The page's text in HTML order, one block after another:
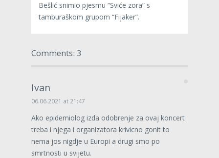
Bešlić snimio pjesmu “Sviće zora” s
tamburaškom grupom “Fijaker”.
Comments: 3
Ivan
06.06.2021 at 21:47
Ako epidemiolog izda odobrenje za ovaj koncert
treba i njega i organizatora krivicno gonit to
nema jos nigdje u Europi a drugi smo po
smrtnosti u svijetu.